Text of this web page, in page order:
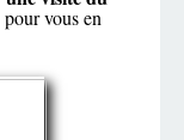
pour vous en